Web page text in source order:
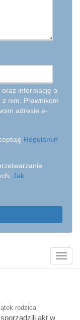
Pokaż
filtry
informację o
nim. Prawnikom
adresie e-
Regulamin
Jak
rodzica
akt w